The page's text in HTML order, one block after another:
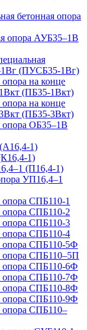
бетонная опора
опора АУБ35–1В
(ПУСБ35-1Вг)
на конце
(ПБ35-1Вкт)
на конце
(ПБ35-3Вкт)
опора ОБ35–1В
1)
1)
(П16,4-1)
УП16,4–1
опора СПБ110-1
опора СПБ110-2
опора СПБ110-3
опора СПБ110-4
опора СПБ110-5Ф
опора СПБ110–5П
опора СПБ110-6Ф
опора СПБ110-7Ф
опора СПБ110-8Ф
опора СПБ110-9Ф
опора СПБ110–